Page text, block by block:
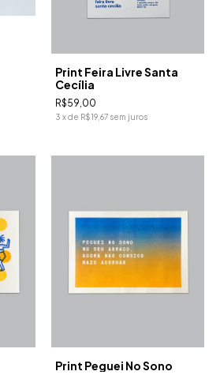
Print Feira Livre Santa
Cecília
R$59,00
3 xde R$19,67 sem juros
Print Peguei No Sono